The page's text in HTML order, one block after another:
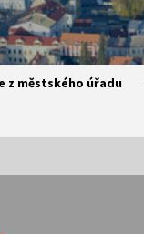
z městského úřadu